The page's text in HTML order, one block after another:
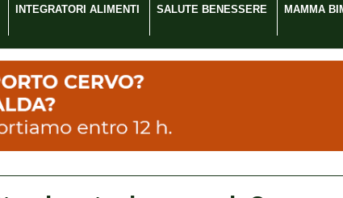
INTEGRATORI ALIMENTI SALUTE BENESSERE MAMMA